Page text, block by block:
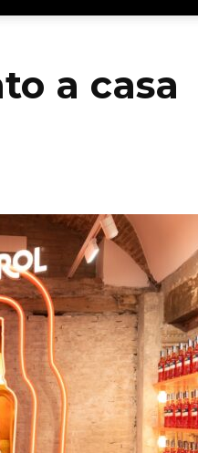
a casa